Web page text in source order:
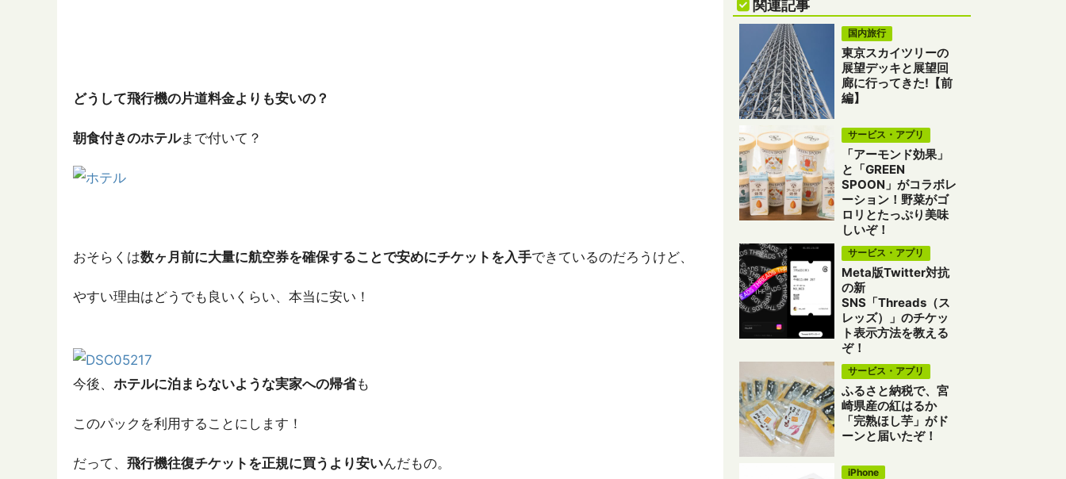
どうして飛行機の片道料金よりも安いの？
朝食付きのホテルまで付いて？
おそらくは数ヶ月前に大量に航空券を確保することで安めにチケットを入手できているのだろうけど、
やすい理由はどうでも良いくらい、本当に安い！
今後、 ホテルに泊まらないような実家への帰省も
このパックを利用することにします！
だって、 飛行機往復チケットを正規に買うより安いんだもの。
関連記事
国内旅行
東京スカイツリーの
展望デッキと展望回
廊に行ってきた!【前
編】
サービス・アプリ
「アーモンド効果」
と「GREEN
SPOON」がコラボレ
ーション！野菜がゴ
ロリとたっぷり美味
しいぞ！
サービス・アプリ
Meta版Twitter対抗
の新
SNS「Threads（ス
レッズ）」のチケッ
ト表示方法を教える
ぞ！
サービス・アプリ
ふるさと納税で、宮
崎県産の紅はるか
「完熟ほし芋」がド
ーンと届いたぞ！
iPhone